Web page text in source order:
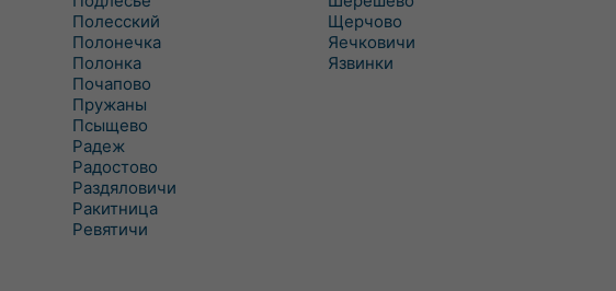
Полесский
Полонечка
Полонка
Почапово
Пружаны
Псыщево
Радеж
Радостово
Раздяловичи
Ракитница
Ревятичи
Щерчово
Яечковичи
Язвинки